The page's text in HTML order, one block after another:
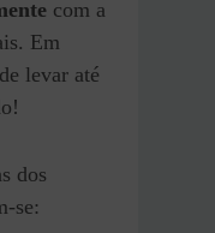
com a
Em
levar até
dos
se: